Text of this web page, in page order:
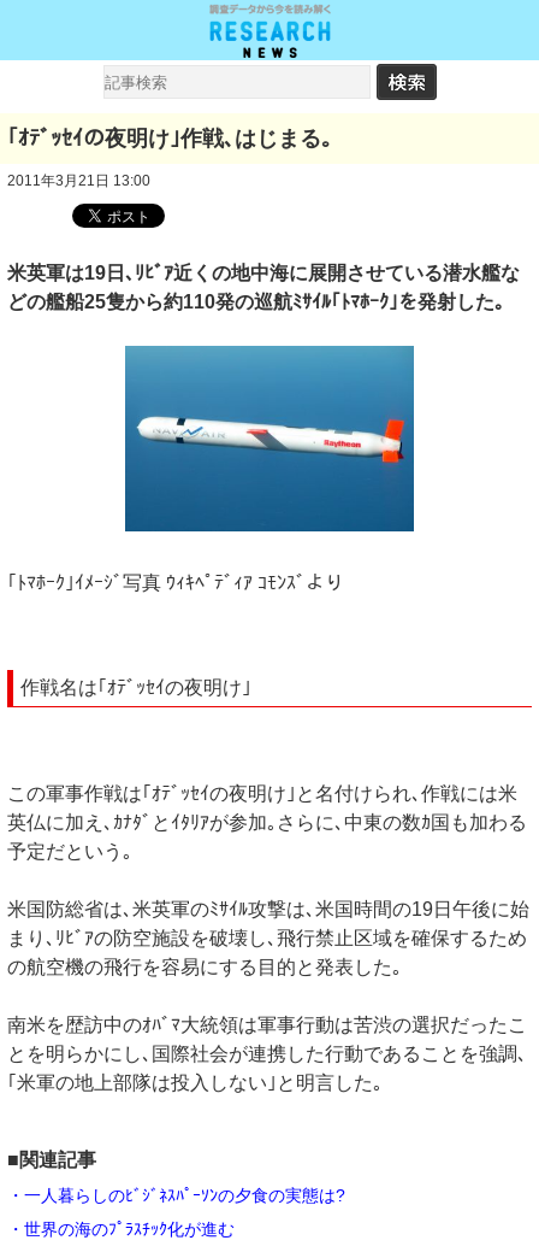
｢ｵﾃﾞｯｾｲの夜明け｣作戦､はじまる｡
2011年3月21日 13:00
米英軍は19日､ﾘﾋﾞｱ近くの地中海に展開させている潜水艦な
どの艦船25隻から約110発の巡航ﾐｻｲﾙ｢ﾄﾏﾎｰｸ｣を発射した｡
｢ﾄﾏﾎｰｸ｣ｲﾒｰｼﾞ写真 ｳｨｷﾍﾟﾃﾞｨｱ ｺﾓﾝｽﾞより
作戦名は｢ｵﾃﾞｯｾｲの夜明け｣
この軍事作戦は｢ｵﾃﾞｯｾｲの夜明け｣と名付けられ､作戦には米
英仏に加え､ｶﾅﾀﾞとｲﾀﾘｱが参加｡さらに､中東の数ｶ国も加わる
予定だという｡
米国防総省は､米英軍のﾐｻｲﾙ攻撃は､米国時間の19日午後に始
まり､ﾘﾋﾞｱの防空施設を破壊し､飛行禁止区域を確保するため
の航空機の飛行を容易にする目的と発表した｡
南米を歴訪中のｵﾊﾞﾏ大統領は軍事行動は苦渋の選択だったこ
とを明らかにし､国際社会が連携した行動であることを強調､
｢米軍の地上部隊は投入しない｣と明言した｡
■関連記事
・一人暮らしのﾋﾞｼﾞﾈｽﾊﾟｰｿﾝの夕食の実態は?
・世界の海のﾌﾟﾗｽﾁｯｸ化が進む